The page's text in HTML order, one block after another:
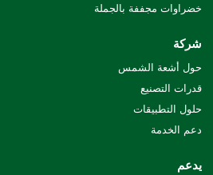
خضراوات مجففة بالجملة
شركة
حول أشعة الشمس
قدرات التصنيع
حلول التطبيقات
دعم الخدمة
يدعم